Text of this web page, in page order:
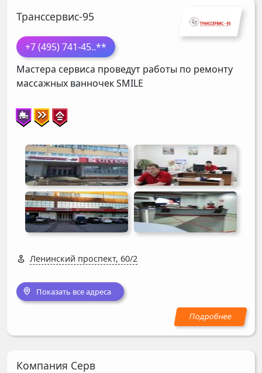
Транссервис-95
+7 (495) 741-45..**
Мастера сервиса проведут работы по ремонту
массажных ванночекSMILE
Ленинский проспект, 60/2
Показать все адреса
Компания Серв